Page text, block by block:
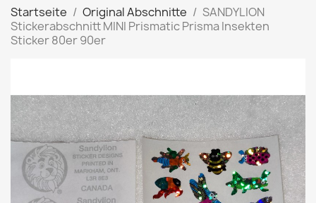
Startseite Original Abschnitte
SANDYLION
Stickerabschnitt MINI Prismatic Prisma Insekten
Sticker 80er 90er